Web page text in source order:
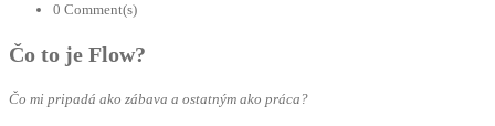
0 Comment(s)
Čo to je Flow?
Čo mi pripadá ako zábava a ostatným ako práca?